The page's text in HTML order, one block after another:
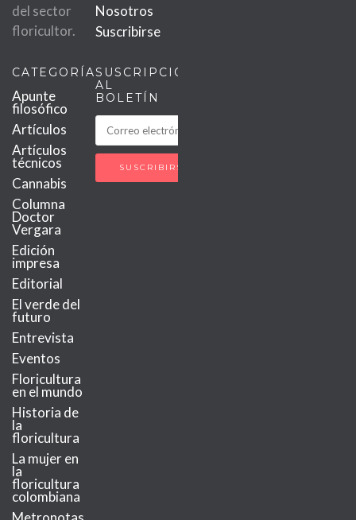
del sector
floricultor.
Nosotros
Suscribirse
CATEGORÍAS
Apunte
filosófico
Artículos
Artículos
técnicos
Cannabis
Columna
Doctor
Vergara
Edición
impresa
Editorial
El verde del
futuro
Entrevista
Eventos
Floricultura
en el mundo
Historia de
la
floricultura
La mujer en
la
floricultura
colombiana
SUSCRIPCIÓN
AL
BOLETÍN